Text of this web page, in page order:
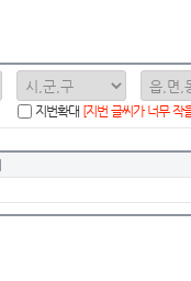
지번확대 [지번 글씨가 너무 작